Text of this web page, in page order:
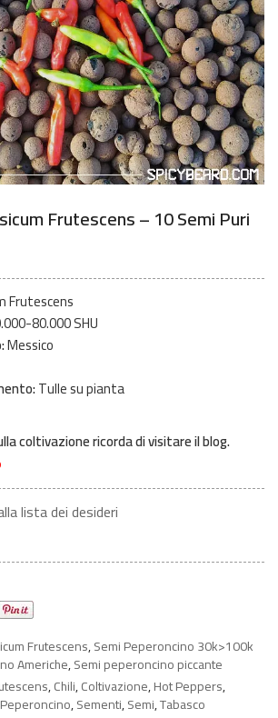
Frutescens – 10 Semi Puri
Frutescens
80.000 SHU
Messico
Tulle su pianta
coltivazione ricorda di visitare il blog.
lista dei desideri
Frutescens,Semi Peperoncino 30k>100k
Americhe,Semi peperoncino piccante
,Chili,Coltivazione,Hot Peppers,
Peperoncino,Sementi,Semi,Tabasco